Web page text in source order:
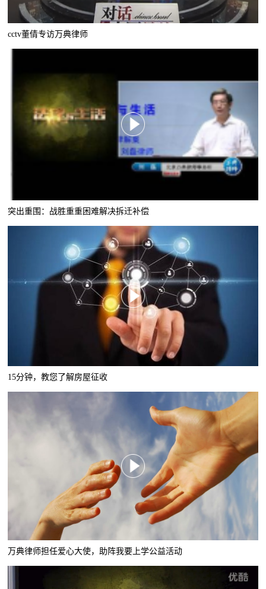
cctv董倩专访万典律师
突出重围：战胜重重困难解决拆迁补偿
15分钟，教您了解房屋征收
万典律师担任爱心大使，助阵我要上学公益活动